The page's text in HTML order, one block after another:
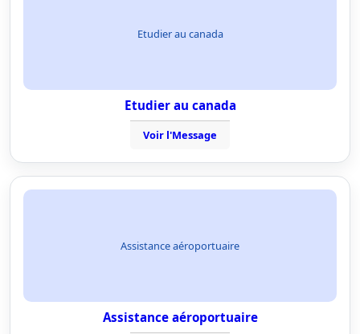
Etudier au canada
Etudier au canada
Voir l'Message
Assistance aéroportuaire
Assistance aéroportuaire